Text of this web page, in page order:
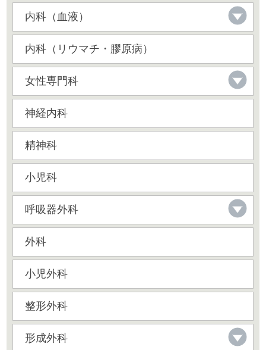
内科（血液）
内科（リウマチ・膠原病）
女性専門科
神経内科
精神科
小児科
呼吸器外科
外科
小児外科
整形外科
形成外科